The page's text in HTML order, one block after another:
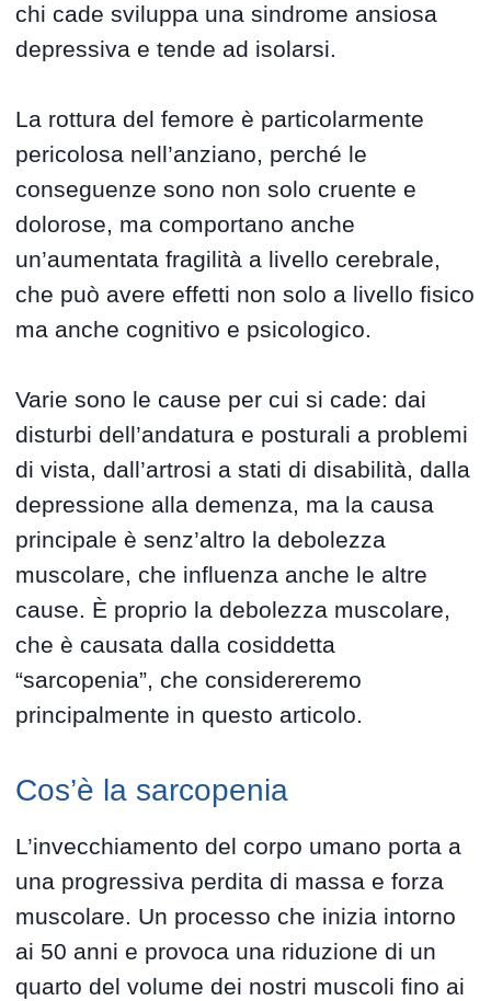
chi cade sviluppa una sindrome ansiosa
depressiva e tende ad isolarsi.
La rottura del femore è particolarmente
pericolosa nell’anziano, perché le
conseguenze sono non solo cruente e
dolorose, ma comportano anche
un’aumentata fragilità a livello cerebrale,
che può avere effetti non solo a livello fisico
ma anche cognitivo e psicologico.
Varie sono le cause per cui si cade: dai
disturbi dell’andatura e posturali a problemi
di vista, dall’artrosi a stati di disabilità, dalla
depressione alla demenza, ma la causa
principale è senz’altro la debolezza
muscolare, che influenza anche le altre
cause. È proprio la debolezza muscolare,
che è causata dalla cosiddetta
“sarcopenia”, che considereremo
principalmente in questo articolo.
Cos’è la sarcopenia
L’invecchiamento del corpo umano porta a
una progressiva perdita di massa e forza
muscolare. Un processo che inizia intorno
ai 50 anni e provoca una riduzione di un
quarto del volume dei nostri muscoli fino ai